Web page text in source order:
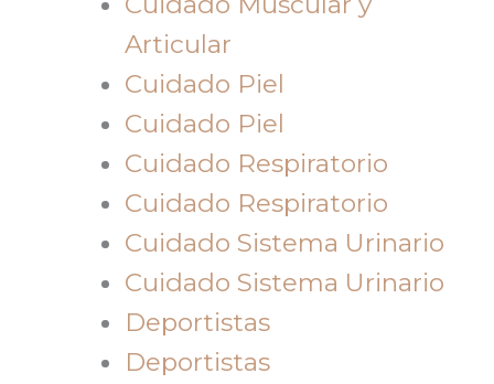
Articular
Cuidado Piel
Cuidado Piel
Cuidado Respiratorio
Cuidado Respiratorio
Cuidado Sistema Urinario
Cuidado Sistema Urinario
Deportistas
Deportistas